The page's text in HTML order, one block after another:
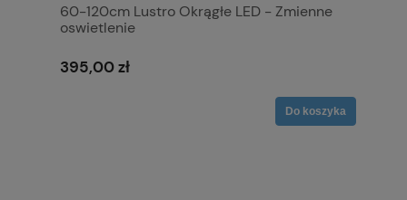
60-120cm Lustro Okrągłe LED - Zmienne
oswietlenie
395,00 zł
Do koszyka